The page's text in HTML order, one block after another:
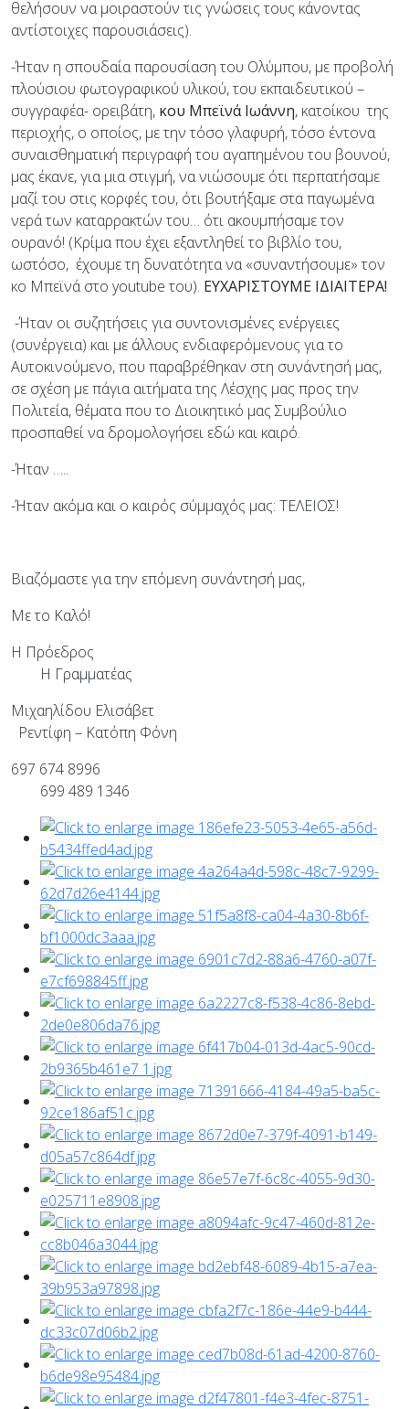
θελήσουν να μοιραστούν τις γνώσεις τους κάνοντας
αντίστοιχες παρουσιάσεις).
-Ήταν η σπουδαία παρουσίαση του Ολύμπου, με προβολή
πλούσιου φωτογραφικού υλικού, του εκπαιδευτικού –
συγγραφέα- ορειβάτη, κου Μπεϊνά Ιωάννη, κατοίκου της
περιοχής, ο οποίος, με την τόσο γλαφυρή, τόσο έντονα
συναισθηματική περιγραφή του αγαπημένου του βουνού,
μας έκανε, για μια στιγμή, να νιώσουμε ότι περπατήσαμε
μαζί του στις κορφές του, ότι βουτήξαμε στα παγωμένα
νερά των καταρρακτών του… ότι ακουμπήσαμε τον
ουρανό! (Κρίμα που έχει εξαντληθεί το βιβλίο του,
ωστόσο, έχουμε τη δυνατότητα να «συναντήσουμε» τον
κο Μπεϊνά στο youtube του). ΕΥΧΑΡΙΣΤΟΥΜΕ ΙΔΙΑΙΤΕΡΑ!
-Ήταν οι συζητήσεις για συντονισμένες ενέργειες
(συνέργεια) και με άλλους ενδιαφερόμενους για το
Αυτοκινούμενο, που παραβρέθηκαν στη συνάντησή μας,
σε σχέση με πάγια αιτήματα της Λέσχης μας προς την
Πολιτεία, θέματα που το Διοικητικό μας Συμβούλιο
προσπαθεί να δρομολογήσει εδώ και καιρό.
-Ήταν …..
-Ήταν ακόμα και ο καιρός σύμμαχός μας: ΤΕΛΕΙΟΣ!
Βιαζόμαστε για την επόμενη συνάντησή μας,
Με το Καλό!
Η Πρόεδρος
Η Γραμματέας
Μιχαηλίδου Ελισάβετ
Ρεντίφη – Κατόπη Φόνη
697 674 8996
699 489 1346